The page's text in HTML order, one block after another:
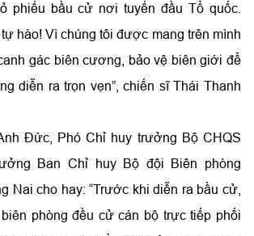
phiếu bầu cử nơi tuyến đầu Tổ quốc.
hào! Vì chúng tôi được mang trên mình
gác biên cương, bảo vệ biên giới để
diễn ra trọn vẹn”, chiến sĩ Thái Thanh
Đức, Phó Chỉ huy trưởng Bộ CHQS
Ban Chỉ huy Bộ đội Biên phòng
Nai cho hay: “Trước khi diễn ra bầu cử,
phòng đều cử cán bộ trực tiếp phối